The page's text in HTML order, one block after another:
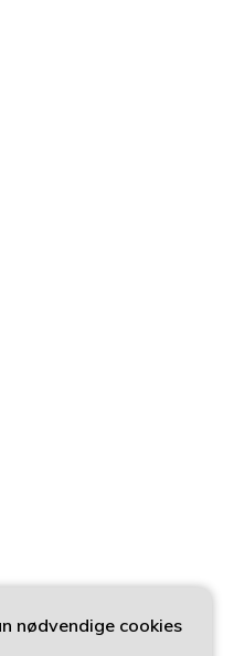
nødvendige cookies